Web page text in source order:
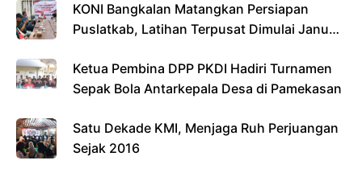
KONI Bangkalan Matangkan Persiapan
Puslatkab, Latihan Terpusat Dimulai Januari
Ketua Pembina DPP PKDI Hadiri Turnamen
Sepak Bola Antarkepala Desa di Pamekasan
Satu Dekade KMI, Menjaga Ruh Perjuangan
Sejak 2016